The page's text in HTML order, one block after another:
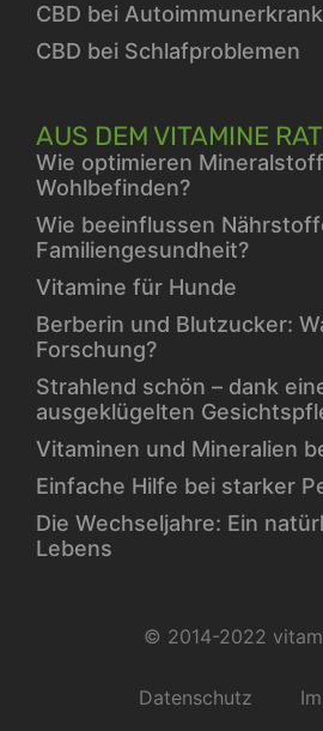
CBD bei
CBD bei Schlafproblemen
AUS DEM VITAMINE
Wie optimieren
Wohlbefinden?
Wie beeinflussen
Familiengesundheit?
Vitamine für Hunde
Berberin und Blutzucker:
Forschung?
Strahlend schön – dank
ausgeklügelten
Vitaminen und Mineralien
Einfache Hilfe bei starker
Die Wechseljahre: Ein
Lebens
© 2014-2022
Datenschutz